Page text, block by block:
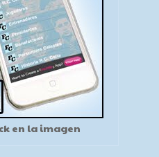
en la imagen